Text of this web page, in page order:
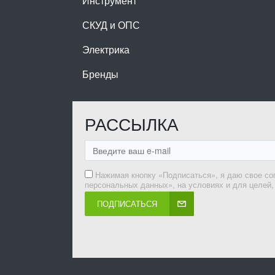
СКУД и ОПС
Электрика
Бренды
РАССЫЛКА
Нажимая кнопку «Подписаться», я даю свое
персональных данных», на условиях и для
ПОДПИСАТЬСЯ